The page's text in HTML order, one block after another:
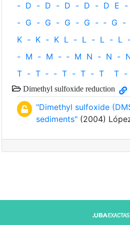
- D - D - D - D - D E -
- G - G - G - G - ‐ G -
K - K - K L - L - L - L
- M - M - ‐ M N - N -
T - T ‐ - T - T - T T -
Dimethyl sulfoxide reduction
"Dimethyl sulfoxide
sediments" (2004)